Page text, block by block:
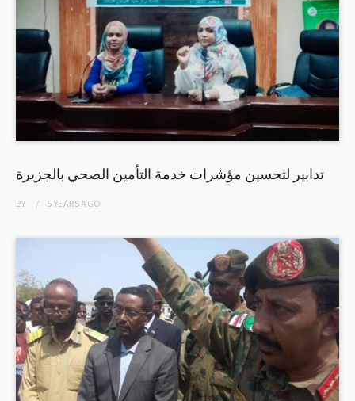
تدابير لتحسين مؤشرات خدمة التأمين الصحي بالجزيرة
BY 5 YEARSAGO